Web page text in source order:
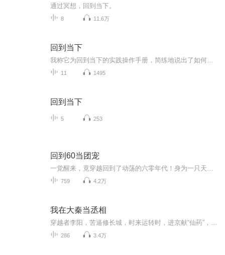
通过冥想，回到当下。
8 11.6万
回到当下
11 1495
回到当下
5 253
回到60当团宠
759 4.2万
我在大秦当丞相
286 3.4万